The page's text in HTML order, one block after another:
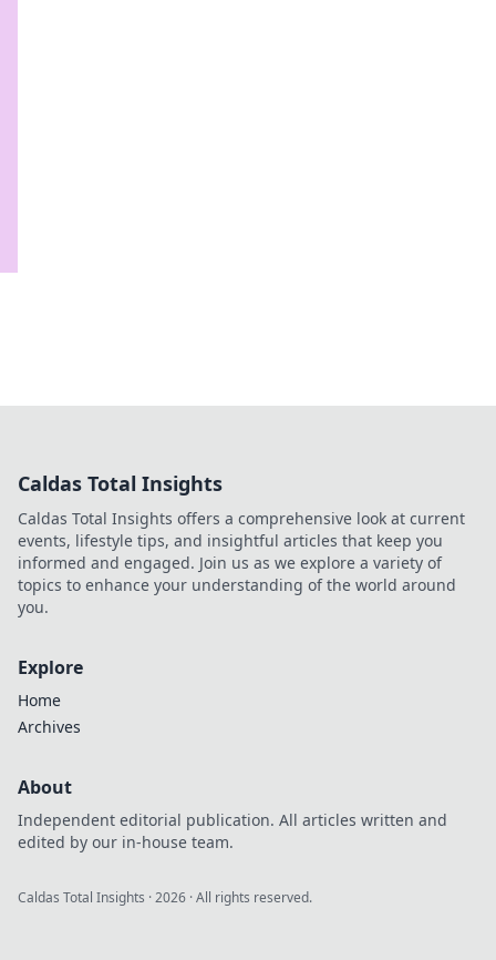
Caldas Total Insights
Caldas Total Insights offers a comprehensive look at current
events, lifestyle tips, and insightful articles that keep you
informed and engaged. Join us as we explore a variety of
topics to enhance your understanding of the world around
you.
Explore
Home
Archives
About
Independent editorial publication. All articles written and
edited by our in-house team.
Caldas Total Insights ·2026 · All rights reserved.